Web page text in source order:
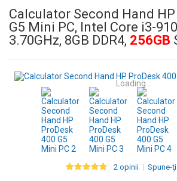
Calculator Second Hand
G5 Mini PC, Intel Core i3-
3.70GHz, 8GB DDR4, 256GB
Loading...
2 opinii Spune-